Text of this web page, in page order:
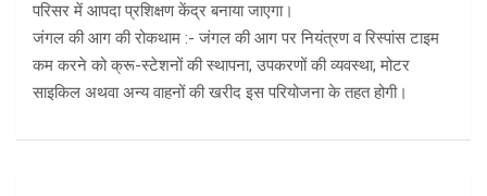
परिसर में आपदा प्रशिक्षण केंद्र बनाया जाएगा।
जंगल की आग की रोकथाम :- जंगल की आग पर नियंत्रण व रिस्पांस टाइम
कम करने को क्रू-स्टेशनों की स्थापना, उपकरणों की व्यवस्था, मोटर
साइकिल अथवा अन्य वाहनों की खरीद इस परियोजना के तहत होगी।